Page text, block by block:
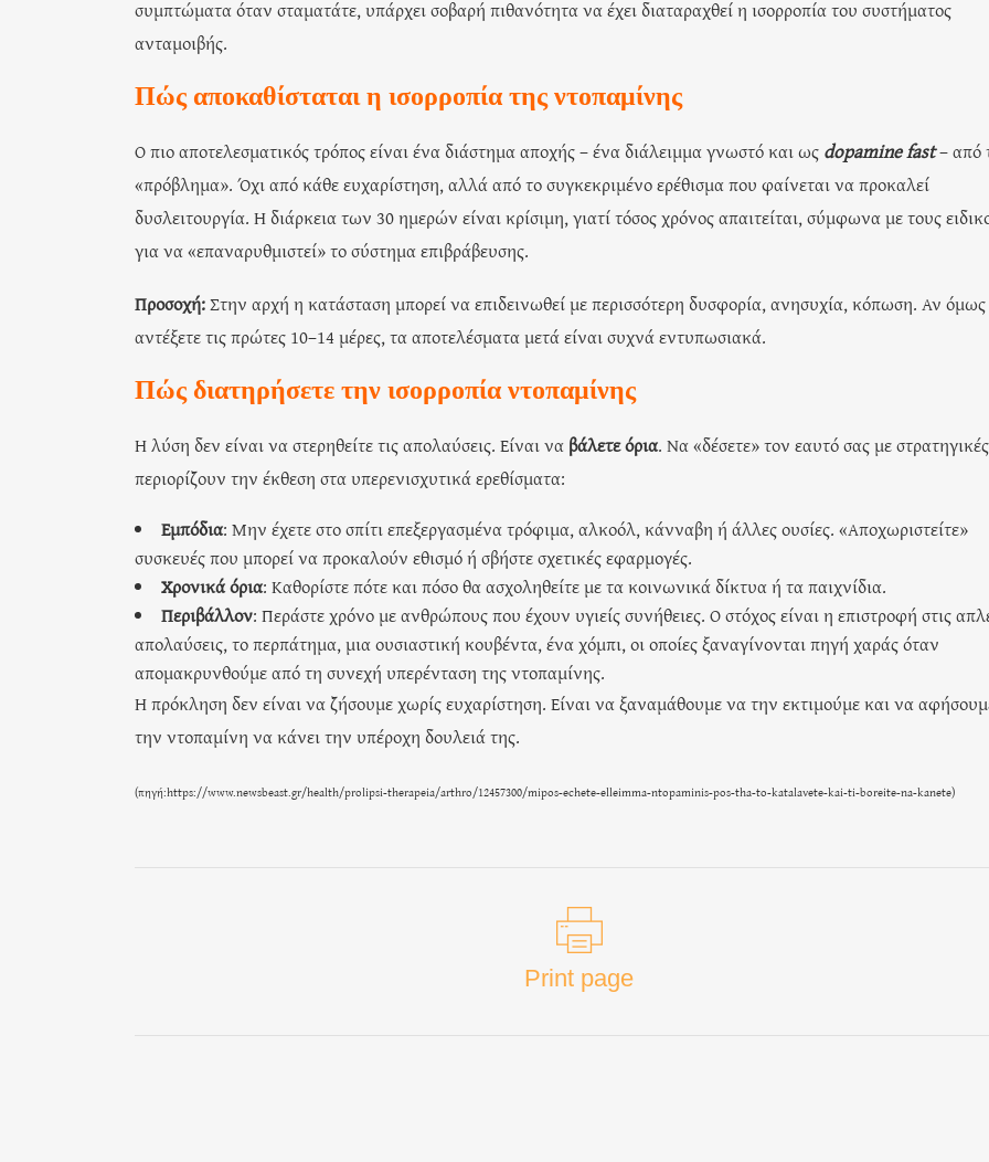
συμπτώματα όταν σταματάτε, υπάρχει σοβαρή πιθανότητα να έχει διαταραχθεί η ισορροπία του συστήματος
ανταμοιβής.
Πώς αποκαθίσταται η ισορροπία της ντοπαμίνης
Ο πιο αποτελεσματικός τρόπος είναι ένα διάστημα αποχής – ένα διάλειμμα γνωστό και ως dopamine fast– από
«πρόβλημα». Όχι από κάθε ευχαρίστηση, αλλά από το συγκεκριμένο ερέθισμα που φαίνεται να προκαλεί
δυσλειτουργία. Η διάρκεια των 30 ημερών είναι κρίσιμη, γιατί τόσος χρόνος απαιτείται, σύμφωνα με τους
για να «επαναρυθμιστεί» το σύστημα επιβράβευσης.
Προσοχή:Στην αρχή η κατάσταση μπορεί να επιδεινωθεί με περισσότερη δυσφορία, ανησυχία, κόπωση. Αν όμως
αντέξετε τις πρώτες 10–14 μέρες, τα αποτελέσματα μετά είναι συχνά εντυπωσιακά.
Πώς διατηρήσετε την ισορροπία ντοπαμίνης
Η λύση δεν είναι να στερηθείτε τις απολαύσεις. Είναι να βάλετε όρια. Να «δέσετε» τον εαυτό σας με
περιορίζουν την έκθεση στα υπερενισχυτικά ερεθίσματα:
Εμπόδια: Μην έχετε στο σπίτι επεξεργασμένα τρόφιμα, αλκοόλ, κάνναβη ή άλλες ουσίες. «Αποχωριστείτε»
συσκευές που μπορεί να προκαλούν εθισμό ή σβήστε σχετικές εφαρμογές.
Χρονικά όρια: Καθορίστε πότε και πόσο θα ασχοληθείτε με τα κοινωνικά δίκτυα ή τα παιχνίδια.
Περιβάλλον: Περάστε χρόνο με ανθρώπους που έχουν υγιείς συνήθειες. Ο στόχος είναι η επιστροφή στις
απολαύσεις, το περπάτημα, μια ουσιαστική κουβέντα, ένα χόμπι, οι οποίες ξαναγίνονται πηγή χαράς όταν
απομακρυνθούμε από τη συνεχή υπερένταση της ντοπαμίνης.
Η πρόκληση δεν είναι να ζήσουμε χωρίς ευχαρίστηση. Είναι να ξαναμάθουμε να την εκτιμούμε και να
την ντοπαμίνη να κάνει την υπέροχη δουλειά της.
(πηγή:https://www.newsbeast.gr/health/prolipsi-therapeia/arthro/12457300/mipos-echete-elleimma-ntopaminis-pos-tha-to-katalavete-kai-ti-boreite-na-kanete)
Print page